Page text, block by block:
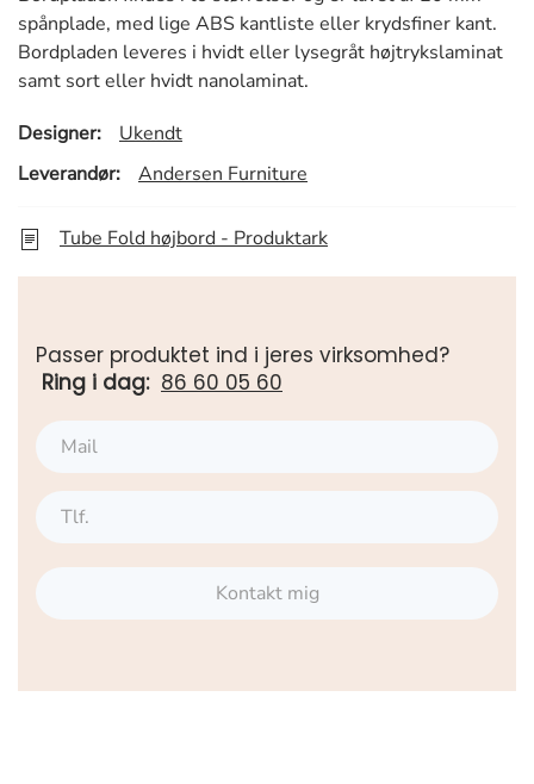
spånplade, med lige ABS kantliste eller krydsfiner kant.
Bordpladen leveres i hvidt eller lysegråt højtrykslaminat
samt sort eller hvidt nanolaminat.
Designer:
Ukendt
Leverandør:
Andersen Furniture
Tube Fold højbord - Produktark
Passer produktet ind i jeres virksomhed?
Ring i dag: 86 60 05 60
Kontakt mig